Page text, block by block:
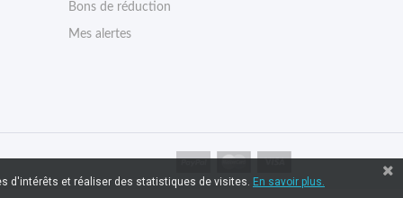
Bons de réduction
Mes alertes
d'intérêts et réaliser des statistiques de visites. En savoir plus.